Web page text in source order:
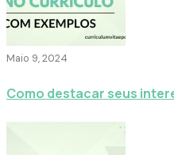
Maio 9, 2024
Como destacar seus